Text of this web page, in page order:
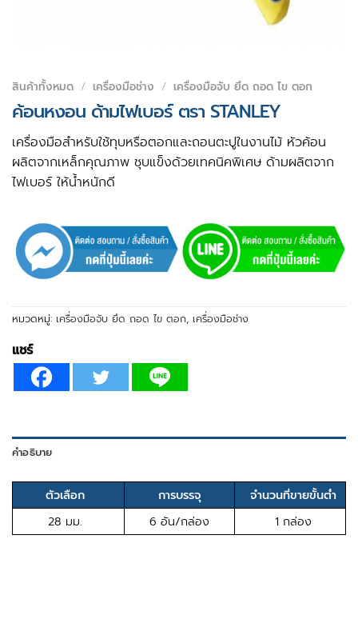
สินค้าทั้งหมด / เครื่องมือช่าง / เครื่องมือจับ ยึด ถอด ไข ตอก
ค้อนหงอน ด้ามไฟเบอร์ ตรา STANLEY
เครื่องมือสำหรับใช้ทุบหรือตอกและถอนตะปูในงานไม้ หัวค้อน
ผลิตจากเหล็กคุณภาพ ชุบแข็งด้วยเทคนิคพิเศษ ด้ามผลิตจาก
ไฟเบอร์ ให้น้ำหนักดี
หมวดหมู่: เครื่องมือจับ ยึด ถอด ไข ตอก, เครื่องมือช่าง
แชร์
คำอธิบาย
ตัวเลือก การบรรจุ
จำนวนที่ขายขั้นต่ำ
28 มม.
6 อัน/กล่อง 1 กล่อง